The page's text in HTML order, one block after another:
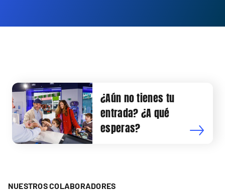
¿Aún no tienes tu
entrada? ¿A qué
esperas?
NUESTROS COLABORADORES